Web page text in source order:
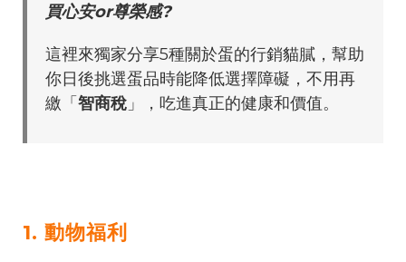
買心安or尊榮感?
這裡來獨家分享5種關於蛋的行銷貓膩，幫助
你日後挑選蛋品時能降低選擇障礙，不用再
繳「智商稅 」，吃進真正的健康和價值。
1. 動物福利